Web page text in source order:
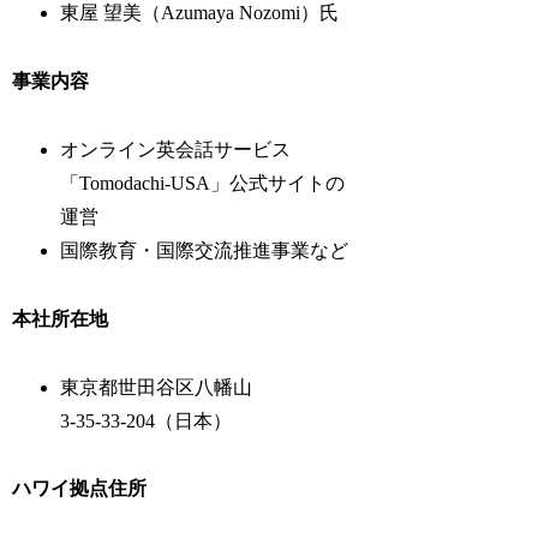
東屋 望美（Azumaya Nozomi）氏
事業内容
オンライン英会話サービス
「Tomodachi‑USA」公式サイトの
運営
国際教育・国際交流推進事業など
本社所在地
東京都世田谷区八幡山
3‑35‑33‑204（日本）
ハワイ拠点住所